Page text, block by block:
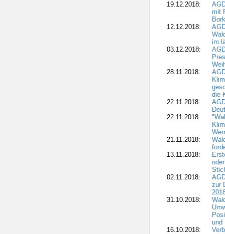
19.12.2018:
mit
12.12.2018:
im
03.12.2018:
28.11.2018:
die
22.11.2018:
22.11.2018:
21.11.2018:
13.11.2018:
02.11.2018:
zur
31.10.2018:
und
16.10.2018: